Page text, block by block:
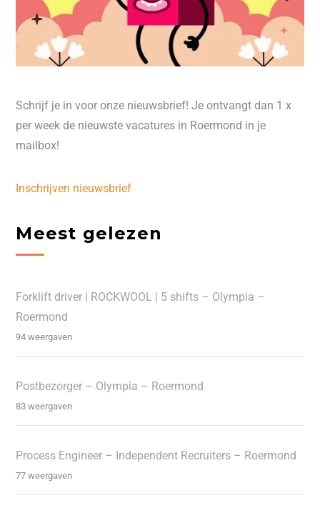
Schrijf je in voor onze nieuwsbrief! Je ontvangt dan 1 x
per week de nieuwste vacatures in Roermond in je
mailbox!
Inschrijven nieuwsbrief
Meest gelezen
Forklift driver | ROCKWOOL | 5 shifts – Olympia –
Roermond
94 weergaven
Postbezorger – Olympia – Roermond
83 weergaven
Process Engineer – Independent Recruiters – Roermond
77 weergaven